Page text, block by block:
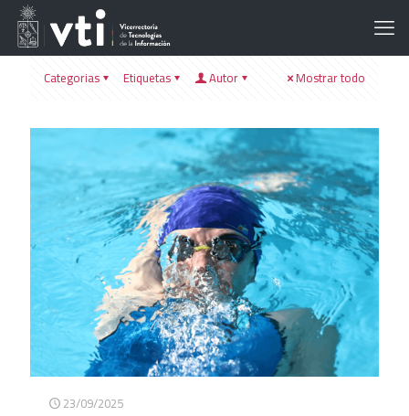
Categorias Etiquetas Autor Mostrar todo
23/09/2025